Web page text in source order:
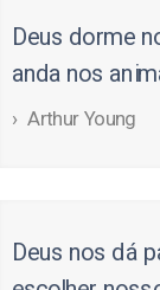
Deus dorme
anda nos
Arthur Young
Deus nos dá